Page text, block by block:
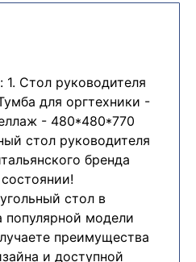
1. Стол руководителя
для оргтехники -
- 480*480*770
стол руководителя
бренда
стол в
популярной модели
преимущества
и доступной